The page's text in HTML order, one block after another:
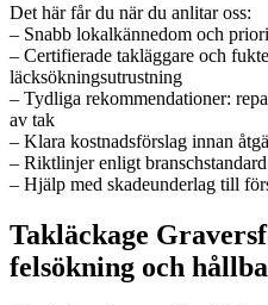
Det här får du när du anlitar oss:
– Snabb lokalkännedom och
– Certifierade takläggare och
läcksökningsutrustning
– Tydliga rekommendationer:
av tak
– Klara kostnadsförslag innan
– Riktlinjer enligt
– Hjälp med skadeunderlag till
Takläckage
felsökning och